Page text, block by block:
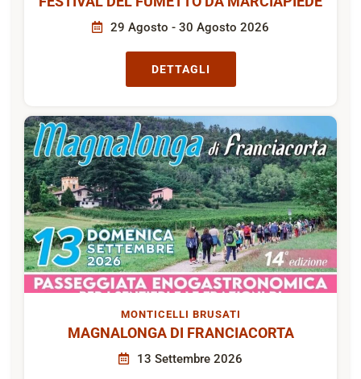
29 Agosto - 30 Agosto 2026
DETTAGLI
MONTICELLI BRUSATI
MAGNALONGA DI FRANCIACORTA
13 Settembre 2026